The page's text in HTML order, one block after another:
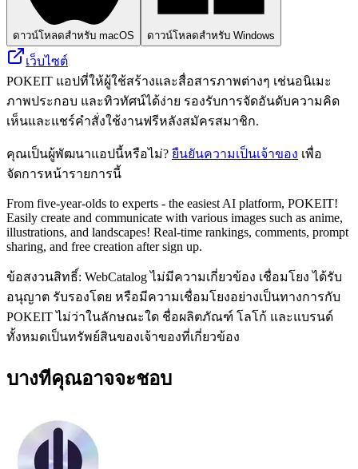
ดาวน์โหลดสำหรับ macOS ดาวน์โหลดสำหรับ Windows
เว็บไซต์
POKEIT แอปที่ให้ผู้ใช้สร้างและสื่อสารภาพต่างๆ เช่นอนิเมะ
ภาพประกอบ และทิวทัศน์ได้ง่าย รองรับการจัดอันดับความคิด
เห็นและแชร์คำสั่งใช้งานฟรีหลังสมัครสมาชิก.
คุณเป็นผู้พัฒนาแอปนี้หรือไม่? ยืนยันความเป็นเจ้าของ เพื่อ
จัดการหน้ารายการนี้
From five-year-olds to experts - the easiest AI platform, POKEIT!
Easily create and communicate with various images such as anime,
illustrations, and landscapes! Real-time rankings, comments, prompt
sharing, and free creation after sign up.
ข้อสงวนสิทธิ์: WebCatalog ไม่มีความเกี่ยวข้อง เชื่อมโยง ได้รับ
อนุญาต รับรองโดย หรือมีความเชื่อมโยงอย่างเป็นทางการกับ
POKEIT ไม่ว่าในลักษณะใด ชื่อผลิตภัณฑ์ โลโก้ และแบรนด์
ทั้งหมดเป็นทรัพย์สินของเจ้าของที่เกี่ยวข้อง
บางทีคุณอาจจะชอบ